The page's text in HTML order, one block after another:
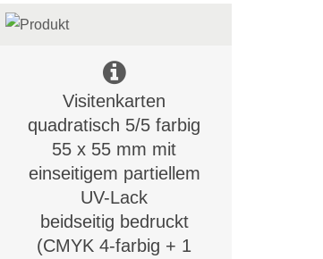
Visitenkarten
quadratisch 5/5 farbig
55 x 55 mm mit
einseitigem partiellem
UV-Lack
beidseitig bedruckt
(CMYK 4-farbig + 1